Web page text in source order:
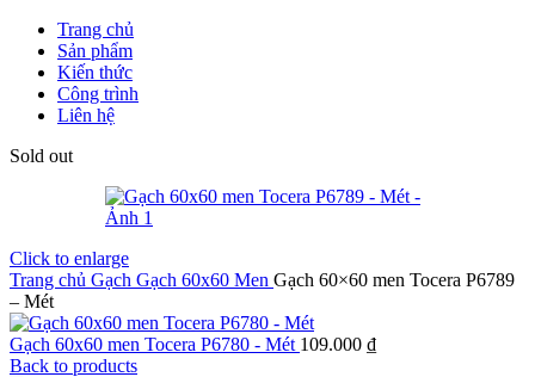
Trang chủ
Sản phẩm
Kiến thức
Công trình
Liên hệ
Sold out
Click to enlarge
Trang chủ Gạch Gạch 60x60 Men Gạch 60×60 men Tocera P6789
– Mét
Gạch 60x60 men Tocera P6780 - Mét 109.000 ₫
Back to products